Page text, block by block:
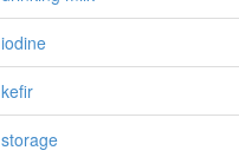
iodine
kefir
storage